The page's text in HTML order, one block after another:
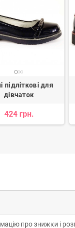
підліткові для
дівчаток
424 грн.
про знижки і